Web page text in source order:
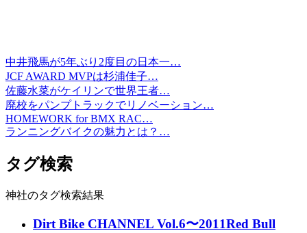
中井飛馬が5年ぶり2度目の日本一…
JCF AWARD MVPは杉浦佳子…
佐藤水菜がケイリンで世界王者…
廃校をパンプトラックでリノベーション…
HOMEWORK for BMX RAC…
ランニングバイクの魅力とは？…
タグ検索
神社のタグ検索結果
Dirt Bike CHANNEL Vol.6〜2011Red Bull